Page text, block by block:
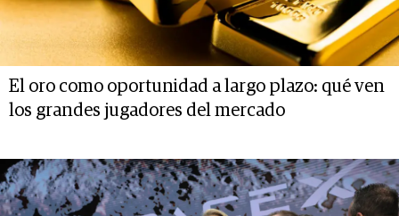
El oro como oportunidad a largo plazo: qué ven
los grandes jugadores del mercado